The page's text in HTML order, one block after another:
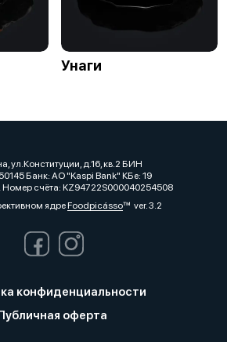
Унаги
ул.Конституции, д.16, кв.2 БИН
Банк: АО "Kaspi Bank" КБе: 19
Номер счёта: KZ94722S000040254508
ядреFoodpicássover. 3.2
конфиденциальности
оферта